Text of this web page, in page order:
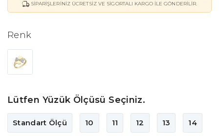
SIPARIŞLERINIZ ÜCRETSIZ VE SIGORTALI KARGO ILE GÖNDERILIR.
Renk
Lütfen Yüzük Ölçüsü Seçiniz.
Standart Ölçü 10 11 12 13 14